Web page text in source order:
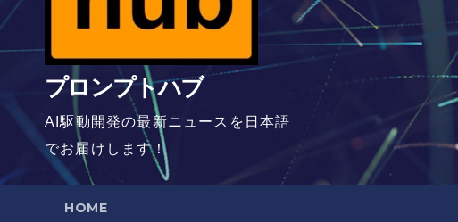
プロンプトハブ
AI駆動開発の最新ニュースを日本語
でお届けします！
HOME